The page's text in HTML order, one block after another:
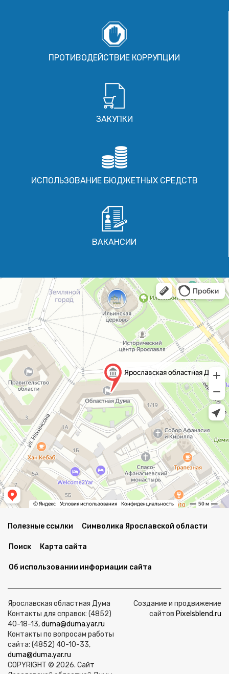
ПРОТИВОДЕЙСТВИЕ КОРРУПЦИИ
ЗАКУПКИ
ИСПОЛЬЗОВАНИЕ БЮДЖЕТНЫХ СРЕДСТВ
ВАКАНСИИ
Полезные ссылки Символика Ярославской области
Поиск Карта сайта
Об использовании информации сайта
Ярославская областная Дума
Контакты для справок: (4852)
40-18-13,duma@duma.yar.ru
Контакты по вопросам работы
сайта: (4852) 40-10-33,
duma@duma.yar.ru
COPYRIGHT © 2026. Сайт
Создание и продвижение
сайтов Pixelsblend.ru